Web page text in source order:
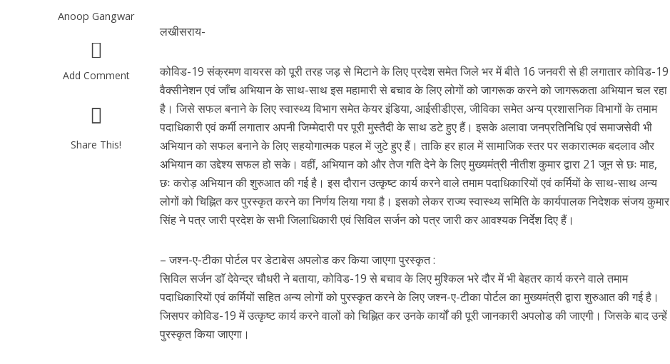
Anoop Gangwar
Add Comment
Share This!
लखीसराय-
कोविड-19 संक्रमण वायरस को पूरी तरह जड़ से मिटाने के लिए प्रदेश समेत जिले भर में बीते 16 जनवरी से ही लगातार कोविड-19
वैक्सीनेशन एवं जाँच अभियान के साथ-साथ इस महामारी से बचाव के लिए लोगों को जागरूक करने को जागरूकता अभियान चल रहा
है। जिसे सफल बनाने के लिए स्वास्थ्य विभाग समेत केयर इंडिया, आईसीडीएस, जीविका समेत अन्य प्रशासनिक विभागों के तमाम
पदाधिकारी एवं कर्मी लगातार अपनी जिम्मेदारी पर पूरी मुस्तैदी के साथ डटे हुए हैं। इसके अलावा जनप्रतिनिधि एवं समाजसेवी भी
अभियान को सफल बनाने के लिए सहयोगात्मक पहल में जुटे हुए हैं। ताकि हर हाल में सामाजिक स्तर पर सकारात्मक बदलाव और
अभियान का उद्देश्य सफल हो सके। वहीं, अभियान को और तेज गति देने के लिए मुख्यमंत्री नीतीश कुमार द्वारा 21 जून से छः माह,
छः करोड़ अभियान की शुरुआत की गई है। इस दौरान उत्कृष्ट कार्य करने वाले तमाम पदाधिकारियों एवं कर्मियों के साथ-साथ अन्य
लोगों को चिह्नित कर पुरस्कृत करने का निर्णय लिया गया है। इसको लेकर राज्य स्वास्थ्य समिति के कार्यपालक निदेशक संजय कुमार
सिंह ने पत्र जारी प्रदेश के सभी जिलाधिकारी एवं सिविल सर्जन को पत्र जारी कर आवश्यक निर्देश दिए हैं।
– जश्न-ए-टीका पोर्टल पर डेटाबेस अपलोड कर किया जाएगा पुरस्कृत :
सिविल सर्जन डाॅ देवेन्द्र चौधरी ने बताया, कोविड-19 से बचाव के लिए मुश्किल भरे दौर में भी बेहतर कार्य करने वाले तमाम
पदाधिकारियों एवं कर्मियों सहित अन्य लोगों को पुरस्कृत करने के लिए जश्न-ए-टीका पोर्टल का मुख्यमंत्री द्वारा शुरुआत की गई है।
जिसपर कोविड-19 में उत्कृष्ट कार्य करने वालों को चिह्नित कर उनके कार्यों की पूरी जानकारी अपलोड की जाएगी। जिसके बाद उन्हें
पुरस्कृत किया जाएगा।